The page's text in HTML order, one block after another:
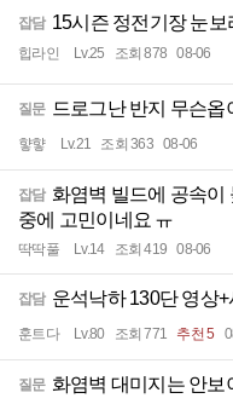
잡담 15시즌 정전기장 눈
힙라인 Lv.25 조회 878 08-06
질문 드로그난 반지 무슨옵
햫햫 Lv.21 조회 363 08-06
잡담 화염벽 빌드에 공속이
중에 고민이네요 ㅠ
딱딱풀 Lv.14 조회 419 08-06
잡담 운석낙하 130단 영상
훈트다 Lv.80 조회 771 추천 5
질문 화염벽 대미지는 안보